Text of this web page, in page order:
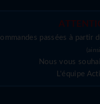
passées à partir
Nous vous
L'équipe